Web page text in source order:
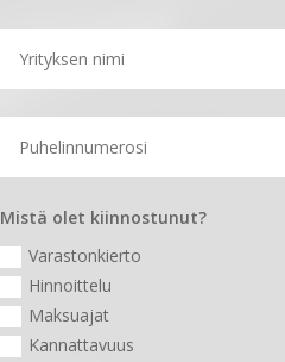
Mistä olet kiinnostunut?
Varastonkierto
Hinnoittelu
Maksuajat
Kannattavuus